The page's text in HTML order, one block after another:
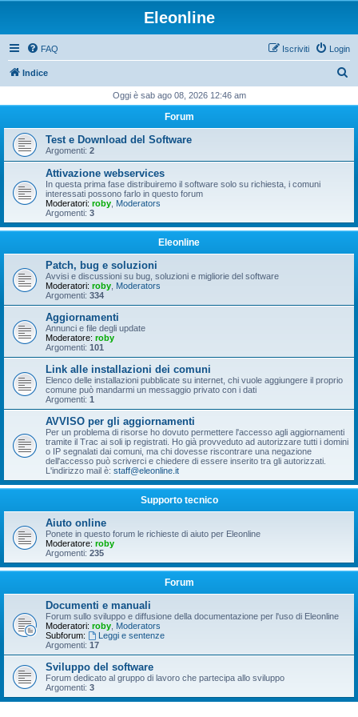
Eleonline
FAQ Login
Iscriviti
Indice
c
Oggi è sab ago 08, 2026 12:46 am
Forum
Test e Download del Software
Argomenti: 2
Attivazione webservices
In questa prima fase distribuiremo il software solo su richiesta, i comuni
interessati possono farlo in questo forum
Moderatori: roby Moderators
Argomenti: 3
Eleonline
Patch, bug e soluzioni
Avvisi e discussioni su bug, soluzioni e migliorie del software
Moderatori: roby Moderators
Argomenti: 334
Aggiornamenti
Annunci e file degli update
Moderatore: roby
Argomenti: 101
Link alle installazioni dei comuni
Elenco delle installazioni pubblicate su internet, chi vuole aggiungere il proprio
comune può mandarmi un messaggio privato con i dati
Argomenti: 1
AVVISO per gli aggiornamenti
Per un problema di risorse ho dovuto permettere l'accesso agli aggiornamenti
tramite il Trac ai soli ip registrati. Ho già provveduto ad autorizzare tutti i domini
o IP segnalati dai comuni, ma chi dovesse riscontrare una negazione
dell'accesso può scriverci e chiedere di essere inserito tra gli autorizzati.
L'indirizzo mail è: staff@eleonline.it
Supporto tecnico
Aiuto online
Ponete in questo forum le richieste di aiuto per Eleonline
Moderatore: roby
Argomenti: 235
Forum
Documenti e manuali
Forum sullo sviluppo e diffusione della documentazione per l'uso di Eleonline
Moderatori: roby Moderators
Subforum:
Leggi e sentenze
Argomenti: 17
Sviluppo del software
Forum dedicato al gruppo di lavoro che partecipa allo sviluppo
Argomenti: 3